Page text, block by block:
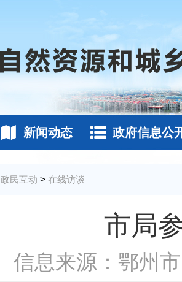
新闻动态 政府信息公
政民互动 > 在线访谈
市局
信息来源：鄂州